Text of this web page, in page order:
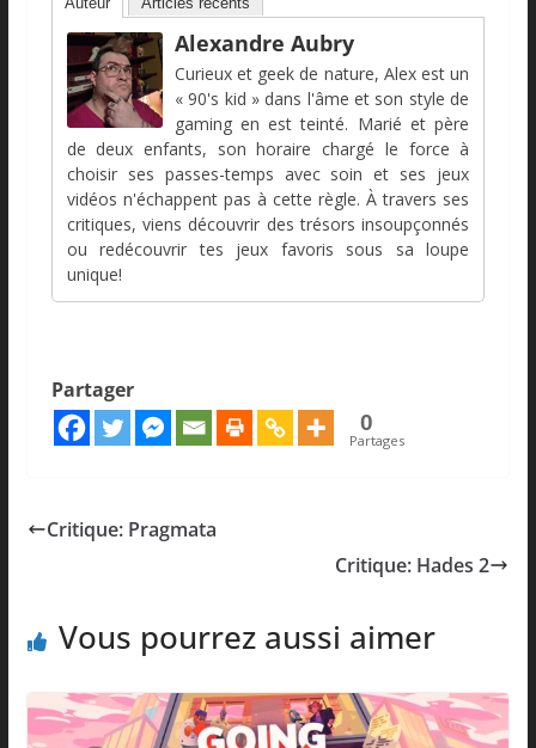
Alexandre Aubry
Curieux et geek de nature, Alex est un
« 90's kid » dans l'âme et son style de
gaming en est teinté. Marié et père
de deux enfants, son horaire chargé le force à
choisir ses passes-temps avec soin et ses jeux
vidéos n'échappent pas à cette règle. À travers ses
critiques, viens découvrir des trésors insoupçonnés
ou redécouvrir tes jeux favoris sous sa loupe
unique!
Partager
0
Partages
Critique: Pragmata
Critique: Hades 2
Vous pourrez aussi aimer